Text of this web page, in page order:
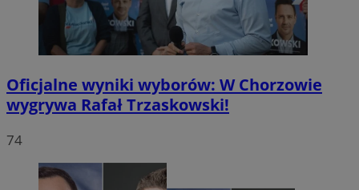
Oficjalne wyniki wyborów: W Chorzowie
wygrywa Rafał Trzaskowski!
74